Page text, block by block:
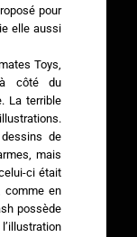
pour
elle aussi
Toys,
côté du
La terrible
de
mais
ci était
, comme en
possède